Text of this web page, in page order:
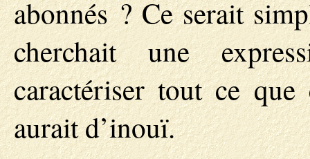
abonnés ? Ce serait
cherchait une
caractériser tout ce que
aurait d’inouï.